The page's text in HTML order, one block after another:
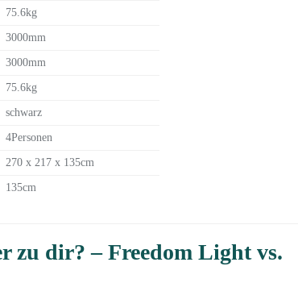
75.6kg
3000mm
3000mm
75.6kg
schwarz
4Personen
270 x 217 x 135cm
135cm
zu dir? – Freedom Light vs.